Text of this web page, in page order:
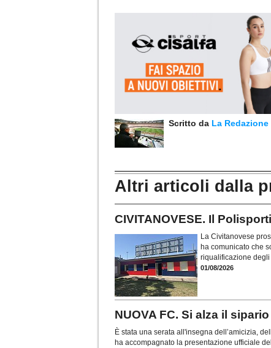
Scritto da La Redazione
Altri articoli dalla
CIVITANOVESE. Il
La Civitanovese
ha comunicato che
riqualificazione
01/08/2026
NUOVA FC. Si alza il
È stata una serata all'insegna dell’amicizia,
ha accompagnato la presentazione ufficiale